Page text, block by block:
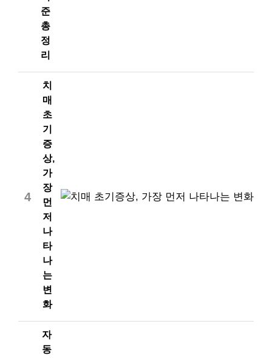
준
총
정
리
4
치
매
초
기
증
상,
가
장
먼
저
나
타
나
는
변
화
자
동